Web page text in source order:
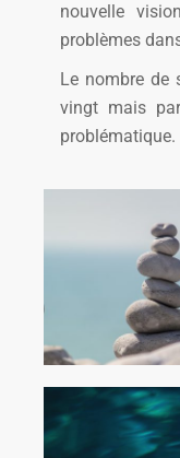
nouvelle
problèmes
Le nombre de
vingt mais
problématique.